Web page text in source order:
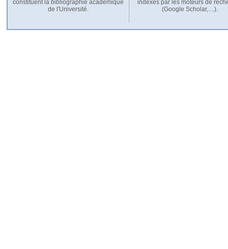
constituent la bibliographie académique
de l'Université.
indexés par les moteurs de
(Google Scholar,…).